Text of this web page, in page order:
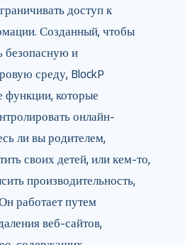
доступ к
Созданный, чтобы
безопасную и
среду, BlockP
функции, которые
онлайн-
ли вы родителем,
своих детей, или кем-то,
производительность,
работает путем
веб-сайтов,